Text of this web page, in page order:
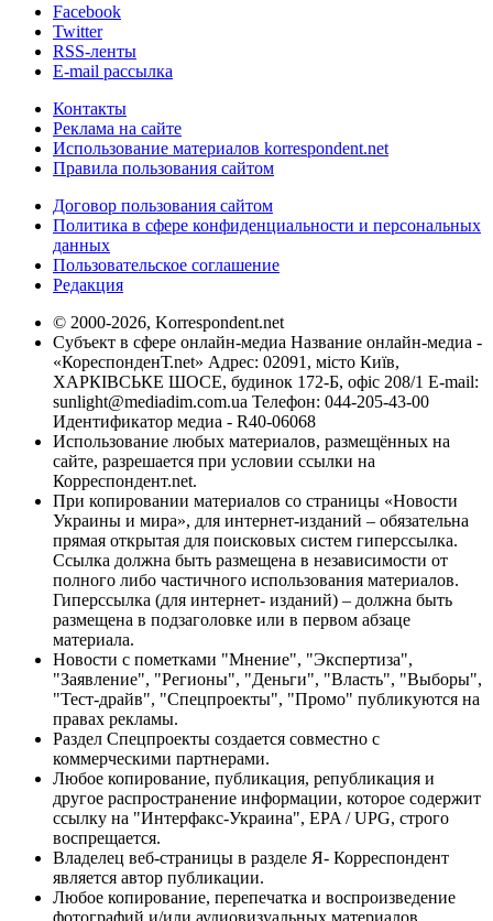
Facebook
Twitter
RSS-ленты
E-mail рассылка
Контакты
Реклама на сайте
Использование материалов korrespondent.net
Правила пользования сайтом
Договор пользования сайтом
Политика в сфере конфиденциальности и персональных
данных
Пользовательское соглашение
Редакция
© 2000-2026, Korrespondent.net
Субъект в сфере онлайн-медиа Название онлайн-медиа -
«КореспонденТ.net» Адрес: 02091, місто Київ,
ХАРКІВСЬКЕ ШОСЕ, будинок 172-Б, офіс 208/1 E-mail:
sunlight@mediadim.com.ua Телефон: 044-205-43-00
Идентификатор медиа - R40-06068
Использование любых материалов, размещённых на
сайте, разрешается при условии ссылки на
Корреспондент.net.
При копировании материалов со страницы «Новости
Украины и мира», для интернет-изданий – обязательна
прямая открытая для поисковых систем гиперссылка.
Ссылка должна быть размещена в независимости от
полного либо частичного использования материалов.
Гиперссылка (для интернет- изданий) – должна быть
размещена в подзаголовке или в первом абзаце
материала.
Новости с пометками "Мнение", "Экспертиза",
"Заявление", "Регионы", "Деньги", "Власть", "Выборы",
"Тест-драйв", "Спецпроекты", "Промо" публикуются на
правах рекламы.
Раздел Спецпроекты создается совместно с
коммерческими партнерами.
Любое копирование, публикация, републикация и
другое распространение информации, которое содержит
ссылку на "Интерфакс-Украина", EPA / UPG, строго
воспрещается.
Владелец веб-страницы в разделе Я- Корреспондент
является автор публикации.
Любое копирование, перепечатка и воспроизведение
фотографий и/или аудиовизуальных материалов,